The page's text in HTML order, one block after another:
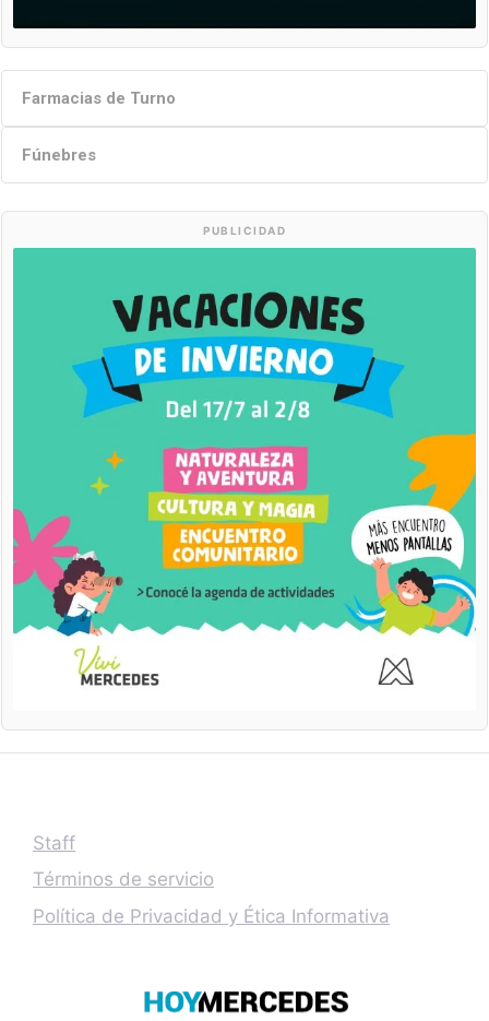
Farmacias de Turno
Fúnebres
PUBLICIDAD
Staff
Términos de servicio
Política de Privacidad y Ética Informativa